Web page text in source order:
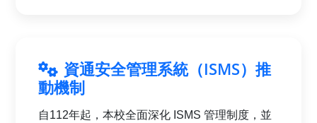
資通安全管理系統（ISMS）推
動機制
自112年起，本校全面深化 ISMS 管理制度，並